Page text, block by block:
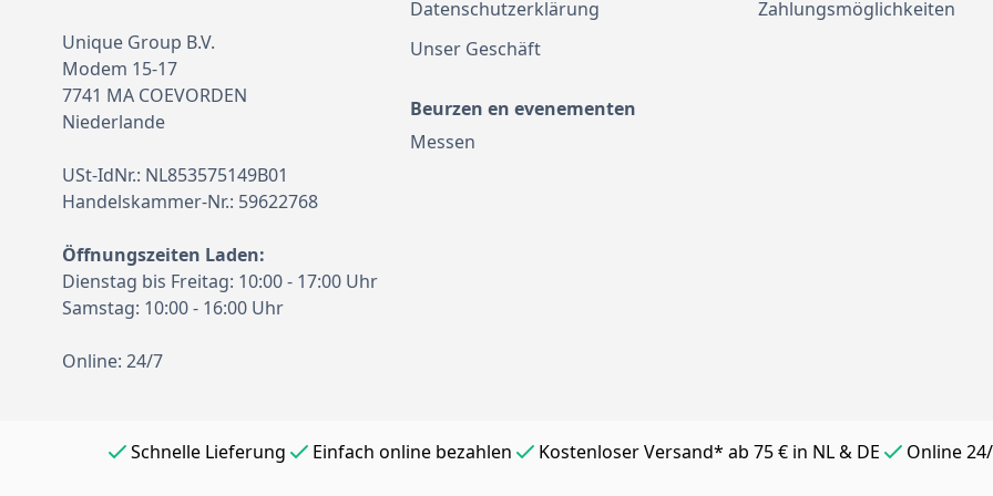
Unique Group B.V.
Modem 15-17
7741 MA COEVORDEN
Niederlande
USt-IdNr.: NL853575149B01
Handelskammer-Nr.: 59622768
Öffnungszeiten Laden:
Dienstag bis Freitag: 10:00 - 17:00 Uhr
Samstag: 10:00 - 16:00 Uhr
Online: 24/7
Datenschutzerklärung
Unser Geschäft
Beurzen en evenementen
Messen
Zahlungsmöglichkeiten
Schnelle Lieferung Einfach online bezahlen Kostenloser Versand* ab 75 € in NL & DE Online